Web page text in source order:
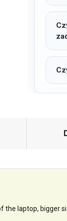
laptop, bigger